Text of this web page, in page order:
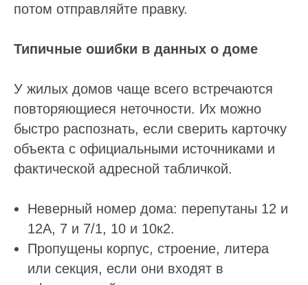
потом отправляйте правку.
Типичные ошибки в данных о доме
У жилых домов чаще всего встречаются
повторяющиеся неточности. Их можно
быстро распознать, если сверить карточку
объекта с официальными источниками и
фактической адресной табличкой.
Неверный номер дома: перепутаны 12 и
12А, 7 и 7/1, 10 и 10к2.
Пропущены корпус, строение, литера
или секция, если они входят в